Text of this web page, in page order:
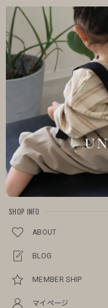
SHOP INFO
ABOUT
BLOG
MEMBER SHIP
マイページ